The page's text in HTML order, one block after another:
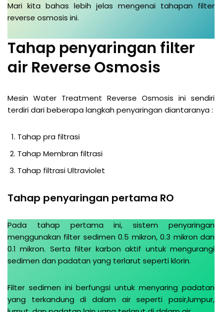
Mari kita bahas lebih jelas mengenai tahapan filter
reverse osmosis ini.
Tahap penyaringan filter
air Reverse Osmosis
Mesin Water Treatment Reverse Osmosis ini sendiri
terdiri dari beberapa langkah penyaringan diantaranya :
Tahap pra filtrasi
Tahap Membran filtrasi
Tahap filtrasi Ultraviolet
Tahap penyaringan pertama RO
Pada tahap pertama ini, sistem penyaringan
menggunakan filter sedimen 0.5 mikron, 0.3 mikron dan
0.1 mikron. Serta filter karbon aktif untuk mengurangi
sedimen dan padatan yang terlarut seperti klorin.
Filter sedimen ini berfungsi untuk menyaring padatan
yang terkandung di dalam air seperti pasir,lumpur,